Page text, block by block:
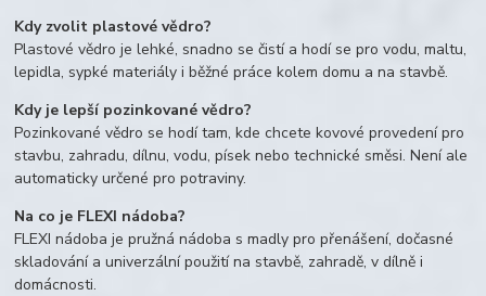
Kdy zvolit plastové vědro?
Plastové vědro je lehké, snadno se čistí a hodí se pro vodu, maltu,
lepidla, sypké materiály i běžné práce kolem domu a na stavbě.
Kdy je lepší pozinkované vědro?
Pozinkované vědro se hodí tam, kde chcete kovové provedení pro
stavbu, zahradu, dílnu, vodu, písek nebo technické směsi. Není ale
automaticky určené pro potraviny.
Na co je FLEXI nádoba?
FLEXI nádoba je pružná nádoba s madly pro přenášení, dočasné
skladování a univerzální použití na stavbě, zahradě, v dílně i
domácnosti.